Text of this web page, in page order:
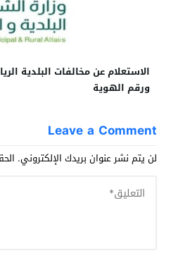
الاستعلام عن مخالفات البلدية
ورقم الهوية
Leave a Comment
لن يتم نشر عنوان بريدك الإلكتروني.